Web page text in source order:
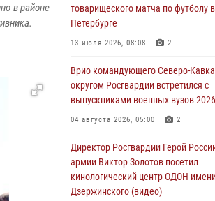
в районе
для участников сбора «Гвардеец»
(видео)
06 августа 2026, 12:00
В Курске росгвардейцы приняли
митинге, посвященном второй
вторжения ВСУ на территорию
06 августа 2026, 11:56 4
В Санкт-Петербурге наряд
задержал правонарушителя,
подростку травматическим
06 августа 2026, 11:33
товарищеского матча по футболу
Петербурге
13 июля 2026, 08:08 2
Врио командующего Северо-
округом Росгвардии встретился с
выпускниками военных вузов
04 августа 2026, 05:00 2
Директор Росгвардии Герой
армии Виктор Золотов посетил
кинологический центр ОДОН
Дзержинского (видео)